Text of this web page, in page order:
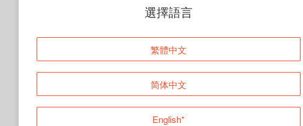
頁面無法顯示
登入
返回首頁
選擇語言
繁體中文
简体中文
English*